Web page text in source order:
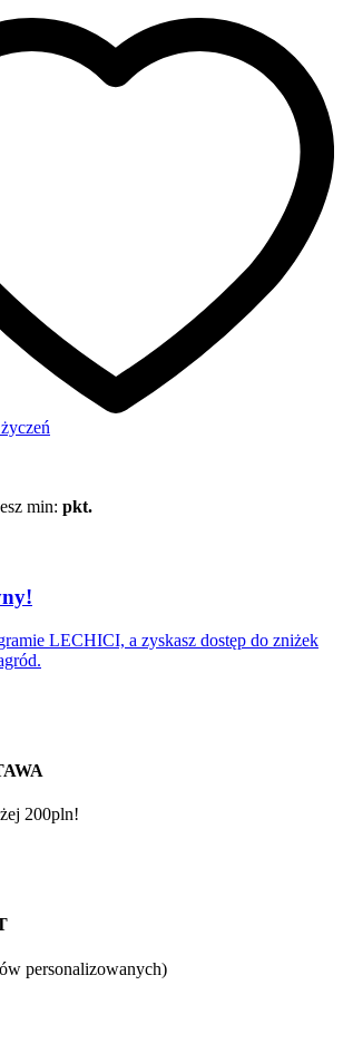
min: pkt.
LECHICI, a zyskasz dostęp do zniżek
200pln!
personalizowanych)